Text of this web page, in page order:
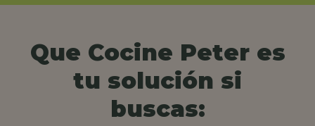
Que Cocine Peter es
tu solución si
buscas: